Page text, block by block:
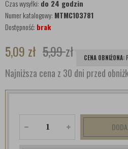
Czas wysyłki: do 24 godzin
Numer katalogowy: MTMC103781
Dostępność: brak
5,09 zł 5,99zł CENA OBNIŻONA:
Najniższa cena z 30 dni przed